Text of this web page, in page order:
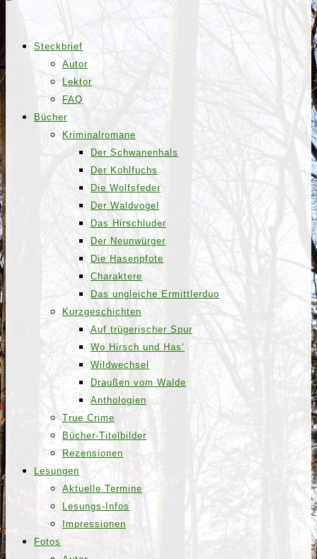
Steckbrief
Autor
Lektor
FAQ
Bücher
Kriminalromane
Der Schwanenhals
Der Kohlfuchs
Die Wolfsfeder
Der Waldvogel
Das Hirschluder
Der Neunwürger
Die Hasenpfote
Charaktere
Das ungleiche Ermittlerduo
Kurzgeschichten
Auf trügerischer Spur
Wo Hirsch und Has‘
Wildwechsel
Draußen vom Walde
Anthologien
True Crime
Bücher-Titelbilder
Rezensionen
Lesungen
Aktuelle Termine
Lesungs-Infos
Impressionen
Fotos